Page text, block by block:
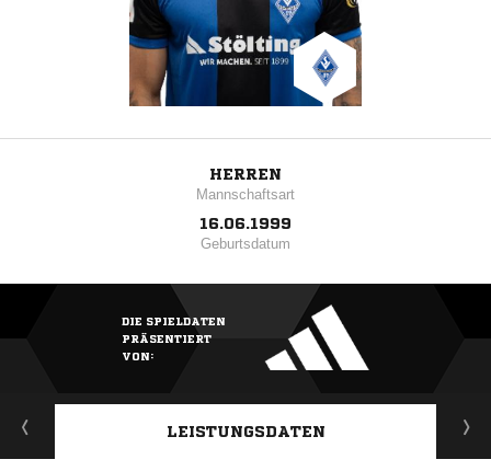
HERREN
Mannschaftsart
16.06.1999
Geburtsdatum
DIE SPIELDATEN
PRÄSENTIERT
VON:
LEISTUNGSDATEN